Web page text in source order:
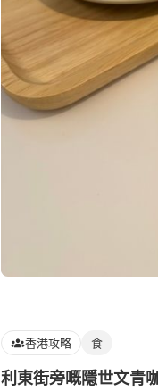
香港攻略 食
利東街旁嘅隱世文青